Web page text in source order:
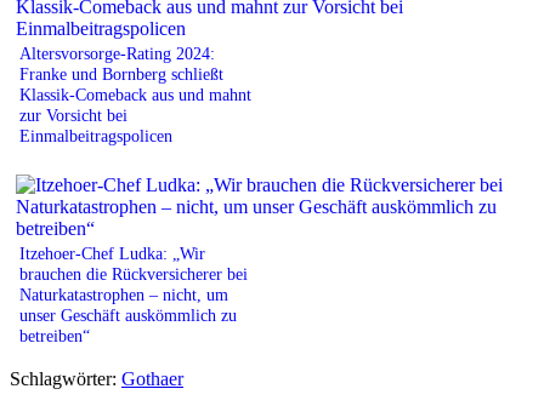
Altersvorsorge-Rating 2024:
Franke und Bornberg schließt
Klassik-Comeback aus und mahnt
zur Vorsicht bei
Einmalbeitragspolicen
Itzehoer-Chef Ludka: „Wir
brauchen die Rückversicherer bei
Naturkatastrophen – nicht, um
unser Geschäft auskömmlich zu
betreiben“
Schlagwörter: Gothaer